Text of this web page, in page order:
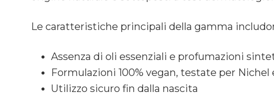
Le caratteristiche principali della gamma
Assenza di oli essenziali e profumazioni
Formulazioni 100% vegan, testate per Nichel
Utilizzo sicuro fin dalla nascita